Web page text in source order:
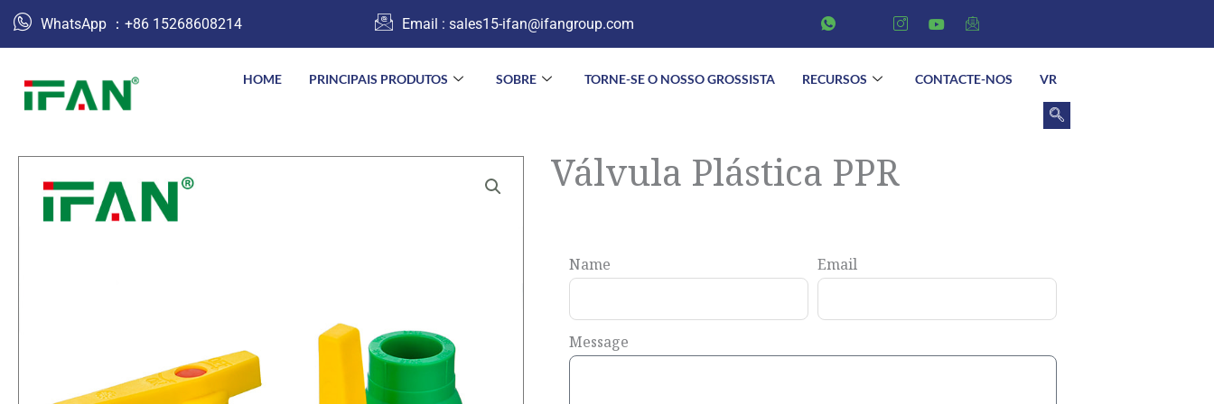
WhatsApp ：+86 15268608214 Email : sales15-ifan@ifangroup.com
HOME PRINCIPAIS PRODUTOS SOBRE TORNE-SE O NOSSO GROSSISTA RECURSOS CONTACTE-NOS VR
Válvula Plástica PPR
Name Email
Message